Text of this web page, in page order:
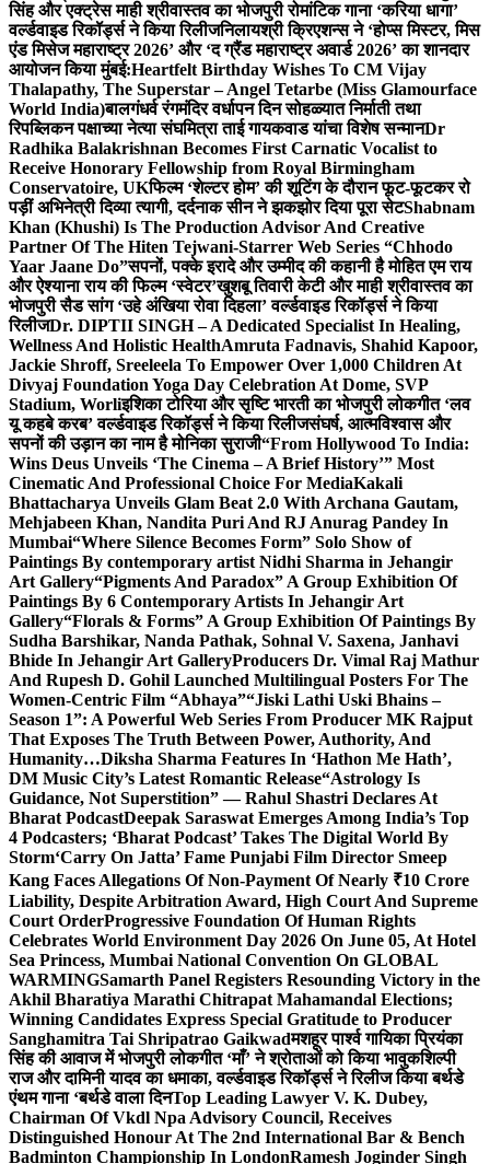
सिंह और एक्ट्रेस माही श्रीवास्तव का भोजपुरी रोमांटिक गाना ‘करिया धागा’
वर्ल्डवाइड रिकॉर्ड्स ने किया रिलीजनिलायश्री क्रिएशन्स ने ‘होप्स मिस्टर, मिस
एंड मिसेज महाराष्ट्र 2026’ और ‘द ग्रैंड महाराष्ट्र अवार्ड 2026’ का शानदार
आयोजन किया मुंबई:Heartfelt Birthday Wishes To CM Vijay
Thalapathy, The Superstar – Angel Tetarbe (Miss Glamourface
World India)बालगंधर्व रंगमंदिर वर्धापन दिन सोहळ्यात निर्माती तथा
रिपब्लिकन पक्षाच्या नेत्या संघमित्रा ताई गायकवाड यांचा विशेष सन्मानDr
Radhika Balakrishnan Becomes First Carnatic Vocalist to
Receive Honorary Fellowship from Royal Birmingham
Conservatoire, UKफिल्म ‘शेल्टर होम’ की शूटिंग के दौरान फूट-फूटकर रो
पड़ीं अभिनेत्री दिव्या त्यागी, दर्दनाक सीन ने झकझोर दिया पूरा सेटShabnam
Khan (Khushi) Is The Production Advisor And Creative
Partner Of The Hiten Tejwani-Starrer Web Series “Chhodo
Yaar Jaane Do”सपनों, पक्के इरादे और उम्मीद की कहानी है मोहित एम राय
और ऐश्याना राय की फिल्म ‘स्वेटर’खुशबू तिवारी केटी और माही श्रीवास्तव का
भोजपुरी सैड सांग ‘उहे अंखिया रोवा दिहला’ वर्ल्डवाइड रिकॉर्ड्स ने किया
रिलीजDr. DIPTII SINGH – A Dedicated Specialist In Healing,
Wellness And Holistic HealthAmruta Fadnavis, Shahid Kapoor,
Jackie Shroff, Sreeleela To Empower Over 1,000 Children At
Divyaj Foundation Yoga Day Celebration At Dome, SVP
Stadium, Worliइशिका टोरिया और सृष्टि भारती का भोजपुरी लोकगीत ‘लव
यू कहबे करब’ वर्ल्डवाइड रिकॉर्ड्स ने किया रिलीजसंघर्ष, आत्मविश्वास और
सपनों की उड़ान का नाम है मोनिका सुराजी“From Hollywood To India:
Wins Deus Unveils ‘The Cinema – A Brief History’” Most
Cinematic And Professional Choice For MediaKakali
Bhattacharya Unveils Glam Beat 2.0 With Archana Gautam,
Mehjabeen Khan, Nandita Puri And RJ Anurag Pandey In
Mumbai“Where Silence Becomes Form” Solo Show of
Paintings By contemporary artist Nidhi Sharma in Jehangir
Art Gallery“Pigments And Paradox” A Group Exhibition Of
Paintings By 6 Contemporary Artists In Jehangir Art
Gallery“Florals & Forms” A Group Exhibition Of Paintings By
Sudha Barshikar, Nanda Pathak, Sohnal V. Saxena, Janhavi
Bhide In Jehangir Art GalleryProducers Dr. Vimal Raj Mathur
And Rupesh D. Gohil Launched Multilingual Posters For The
Women-Centric Film “Abhaya”“Jiski Lathi Uski Bhains –
Season 1”: A Powerful Web Series From Producer MK Rajput
That Exposes The Truth Between Power, Authority, And
Humanity…Diksha Sharma Features In ‘Hathon Me Hath’,
DM Music City’s Latest Romantic Release“Astrology Is
Guidance, Not Superstition” — Rahul Shastri Declares At
Bharat PodcastDeepak Saraswat Emerges Among India’s Top
4 Podcasters; ‘Bharat Podcast’ Takes The Digital World By
Storm‘Carry On Jatta’ Fame Punjabi Film Director Smeep
Kang Faces Allegations Of Non-Payment Of Nearly ₹10 Crore
Liability, Despite Arbitration Award, High Court And Supreme
Court OrderProgressive Foundation Of Human Rights
Celebrates World Environment Day 2026 On June 05, At Hotel
Sea Princess, Mumbai National Convention On GLOBAL
WARMINGSamarth Panel Registers Resounding Victory in the
Akhil Bharatiya Marathi Chitrapat Mahamandal Elections;
Winning Candidates Express Special Gratitude to Producer
Sanghamitra Tai Shripatrao Gaikwadमशहूर पार्श्व गायिका प्रियंका
सिंह की आवाज में भोजपुरी लोकगीत ‘माँ’ ने श्रोताओं को किया भावुकशिल्पी
राज और दामिनी यादव का धमाका, वर्ल्डवाइड रिकॉर्ड्स ने रिलीज किया बर्थडे
एंथम गाना ‘बर्थडे वाला दिनTop Leading Lawyer V. K. Dubey,
Chairman Of Vkdl Npa Advisory Council, Receives
Distinguished Honour At The 2nd International Bar & Bench
Badminton Championship In LondonRamesh Joginder Singh